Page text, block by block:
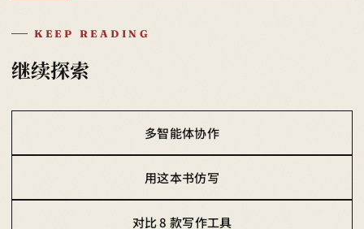
KEEP READING
继续探索
多智能体协作
用这本书仿写
对比 8 款写作工具